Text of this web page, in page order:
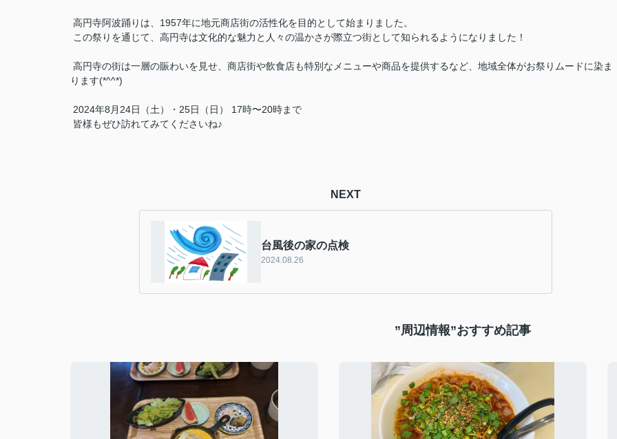
高円寺阿波踊りは、1957年に地元商店街の活性化を目的として始まりました。
この祭りを通じて、高円寺は文化的な魅力と人々の温かさが際立つ街として知られるようになりました！
高円寺の街は一層の賑わいを見せ、商店街や飲食店も特別なメニューや商品を提供するなど、地域全体がお祭りムードに染ま
ります(*^^*)
2024年8月24日（土）・25日（日） 17時〜20時まで
皆様もぜひ訪れてみてくださいね♪
NEXT
台風後の家の点検
2024.08.26
”周辺情報”おすすめ記事